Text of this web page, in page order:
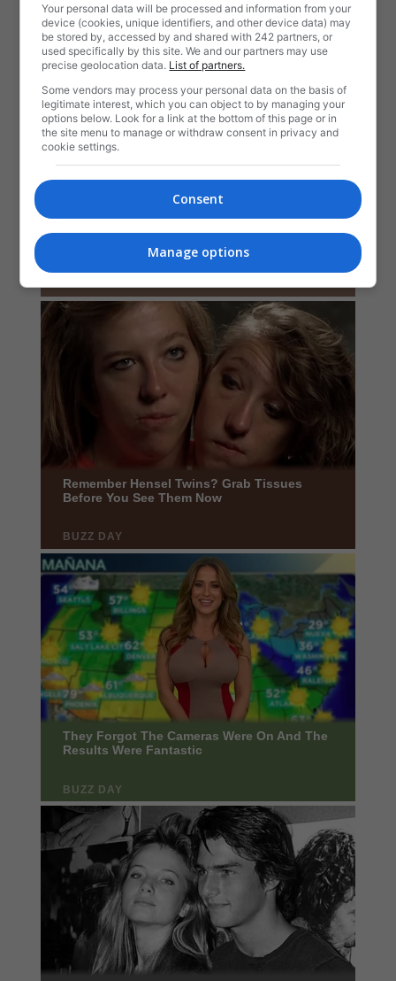
Your personal data will be processed and information from your
device (cookies, unique identifiers, and other device data) may
be stored by, accessed by and shared with 242 partners, or
used specifically by this site. We and our partners may use
precise geolocation data. List of partners.
Some vendors may process your personal data on the basis of
legitimate interest, which you can object to by managing your
options below. Look for a link at the bottom of this page or in
the site menu to manage or withdraw consent in privacy and
cookie settings.
Consent
Manage options